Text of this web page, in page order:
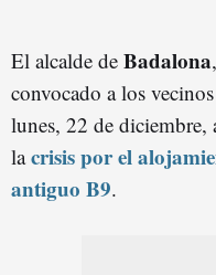
El alcalde de Badalona,
convocado a los
lunes, 22 de diciembre,
lacrisis por el
antiguo B9.